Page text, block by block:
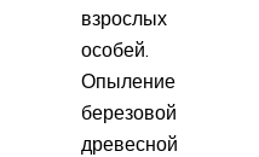
взрослых
особей.
Опыление
березовой
древесной